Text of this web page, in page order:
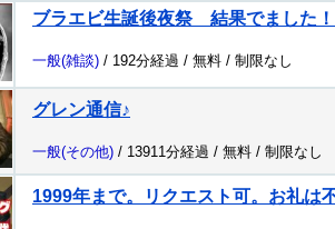
ブラエビ生誕後夜祭 結果でました
一般(雑談) / 192分経過 / 無料 / 制限なし
グレン通信♪
一般(その他) / 13911分経過 / 無料 / 制限なし
1999年まで。リクエスト可。お礼は